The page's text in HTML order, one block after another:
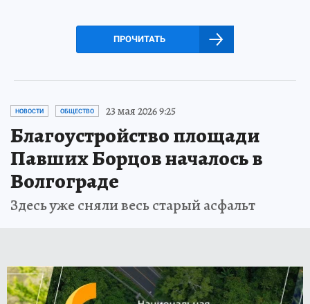
ПРОЧИТАТЬ
НОВОСТИ ОБЩЕСТВО 23 мая 2026 9:25
Благоустройство площади
Павших Борцов началось в
Волгограде
Здесь уже сняли весь старый асфальт